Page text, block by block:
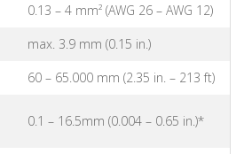
0.13 – 4 mm² (AWG 26 – AWG 12)
max. 3.9 mm (0.15 in.)
60 – 65.000 mm (2.35 in. – 213 ft)
0.1 – 16.5mm (0.004 – 0.65 in.)*